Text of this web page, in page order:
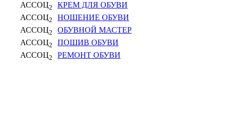
АССОЦ2
КРЕМ ДЛЯ ОБУВИ
АССОЦ2
НОШЕНИЕ ОБУВИ
АССОЦ2
ОБУВНОЙ МАСТЕР
АССОЦ2
ПОШИВ ОБУВИ
АССОЦ2 РЕМОНТ ОБУВИ